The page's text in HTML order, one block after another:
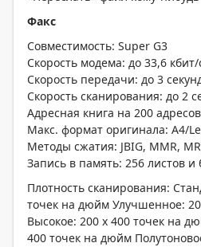
Факс
Совместимость: Super G3
Скорость модема: до 33,6 кбит/
Скорость передачи: до 3
Скорость сканирования: до 2
Адресная книга на 200 адресов
Макс. формат оригинала: A4/
Методы сжатия: JBIG, MMR,
Запись в память: 256 листов и
Плотность сканирования:
точек на дюйм Улучшенное:
Высокое: 200 x 400 точек на
400 точек на дюйм